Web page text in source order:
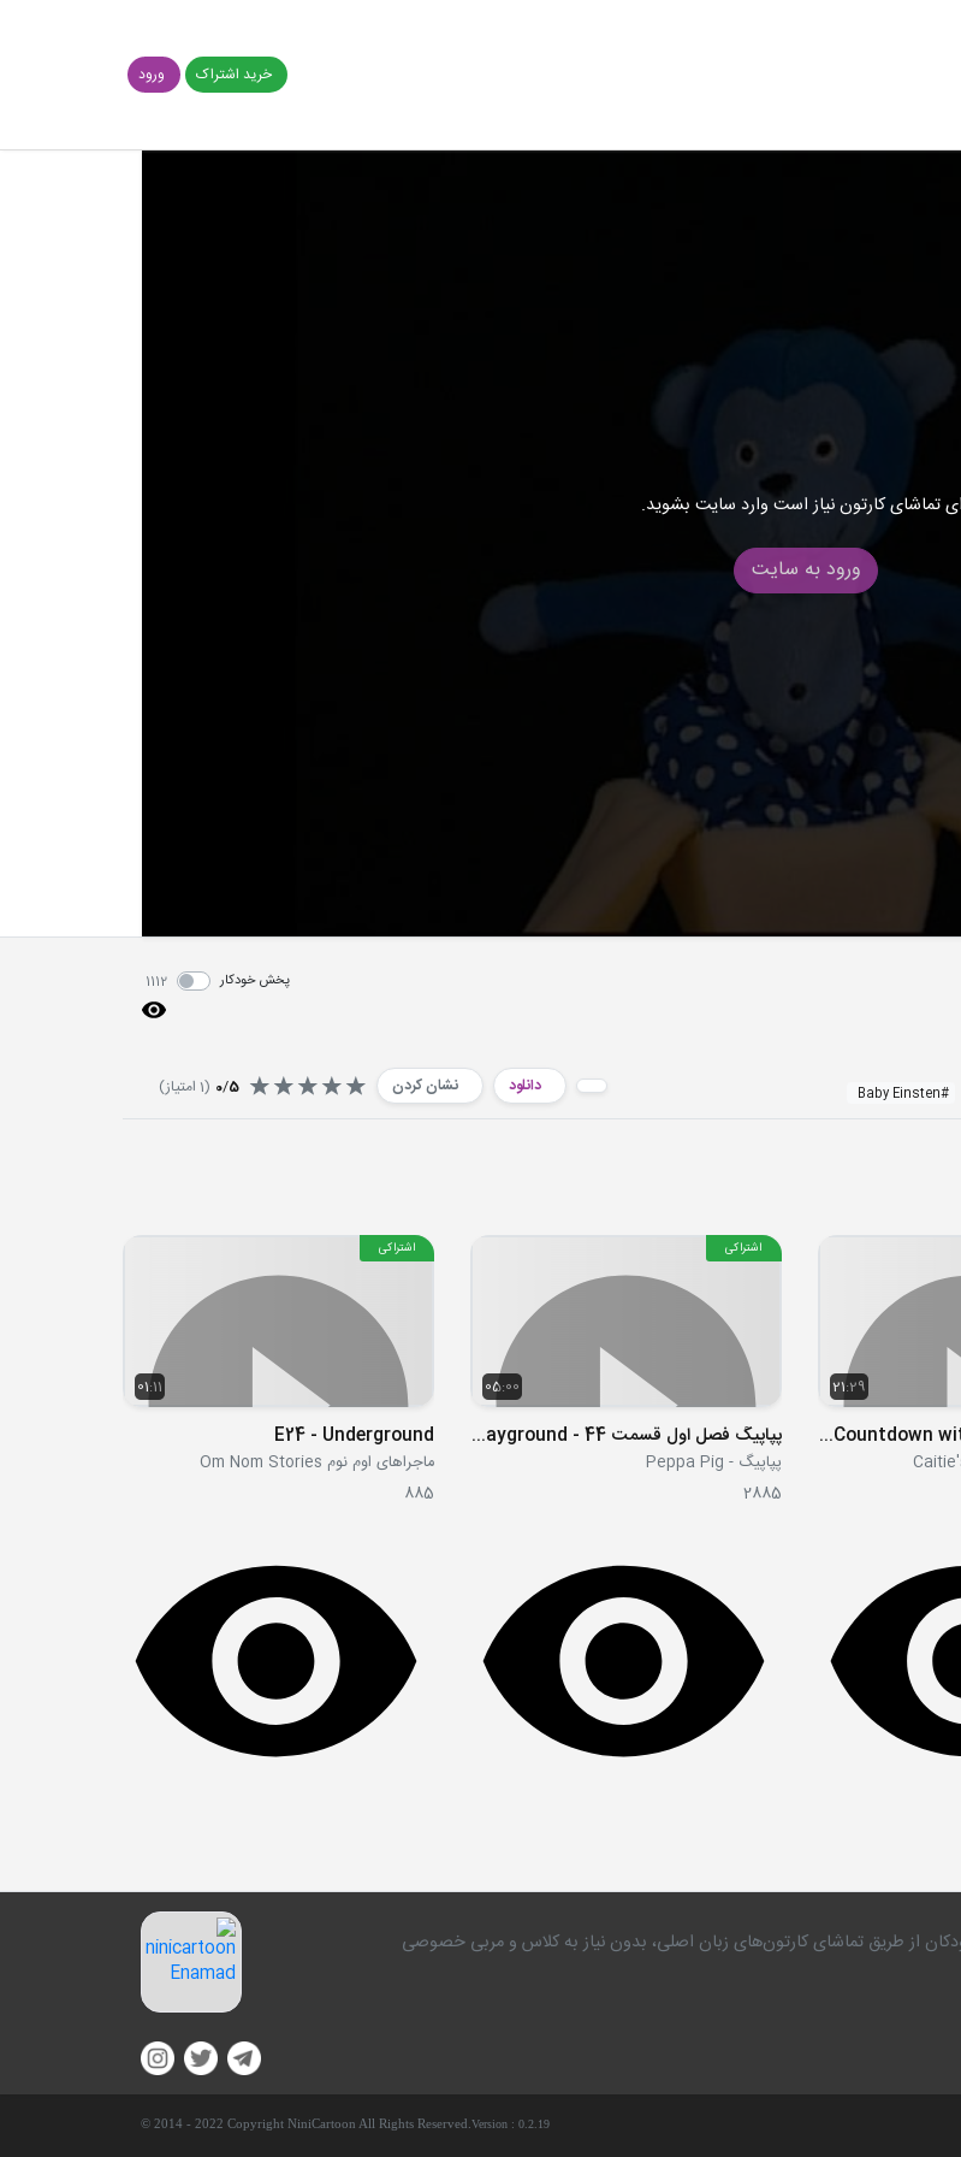
خرید اشتراک
ورود
تماشای کارتون نیاز است وارد سایت بشوید.
ورود به سایت
پخش خودکار 1112
#
Baby Einsten دانلود نشان کردن 0/5
(
1 امتیاز)
21:29
New Year's Eve Countdown with Caitie and Tobee
05:00
اشتراکی
پپاپیگ فصل اول قسمت 44 - The Playground
پپاپیگ - Peppa Pig
2885
01:11
اشتراکی
E24 - Underground
ماجراهای اوم نوم Om Nom Stories
885
از طریق تماشای کارتون‌های زبان اصلی، بدون نیاز به کلاس و مربی خصوصی
© 2014 - 2022 Copyright NiniCartoon All Rights Reserved. Version : 0.2.19